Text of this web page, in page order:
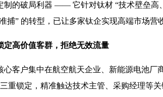
制的破局利器 —— 它针对钛材 “技术壁垒高
捕” 的转型，已让多家钛企实现高端市场营
定高价值客群，拒绝无效流量
心客户集中在航空航天企业、新能源电池厂
重锁定，精准触达技术主管、采购经理等